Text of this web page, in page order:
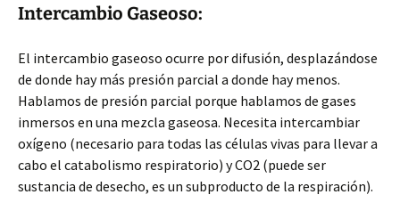
Intercambio Gaseoso:
El intercambio gaseoso ocurre por difusión, desplazándose
de donde hay más presión parcial a donde hay menos.
Hablamos de presión parcial porque hablamos de gases
inmersos en una mezcla gaseosa. Necesita intercambiar
oxígeno (necesario para todas las células vivas para llevar a
cabo el catabolismo respiratorio) y CO2 (puede ser
sustancia de desecho, es un subproducto de la respiración).